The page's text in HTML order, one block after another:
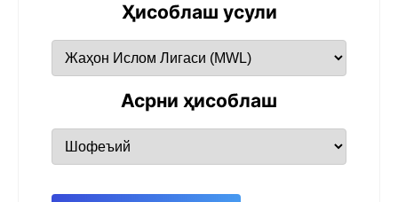
Ҳисоблаш усули
Асрни ҳисоблаш